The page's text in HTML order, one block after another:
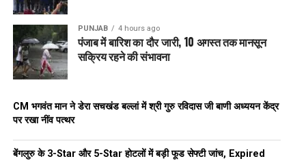
PUNJAB 4 hours ago
पंजाब में बारिश का दौर जारी, 10 अगस्त तक मानसून
सक्रिय रहने की संभावना
CM भगवंत मान ने डेरा सचखंड बल्लां में श्री गुरु रविदास जी बाणी अध्ययन केंद्र
पर रखा नींव पत्थर
बेंगलुरु के 3-Star और 5-Star होटलों में बड़ी फूड सेफ्टी जांच, Expired